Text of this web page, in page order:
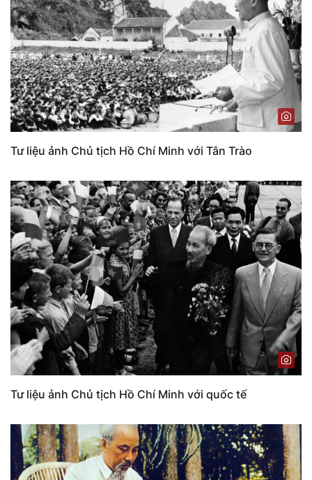
Tư liệu ảnh Chủ tịch Hồ Chí Minh với Tân Trào
Tư liệu ảnh Chủ tịch Hồ Chí Minh với quốc tế